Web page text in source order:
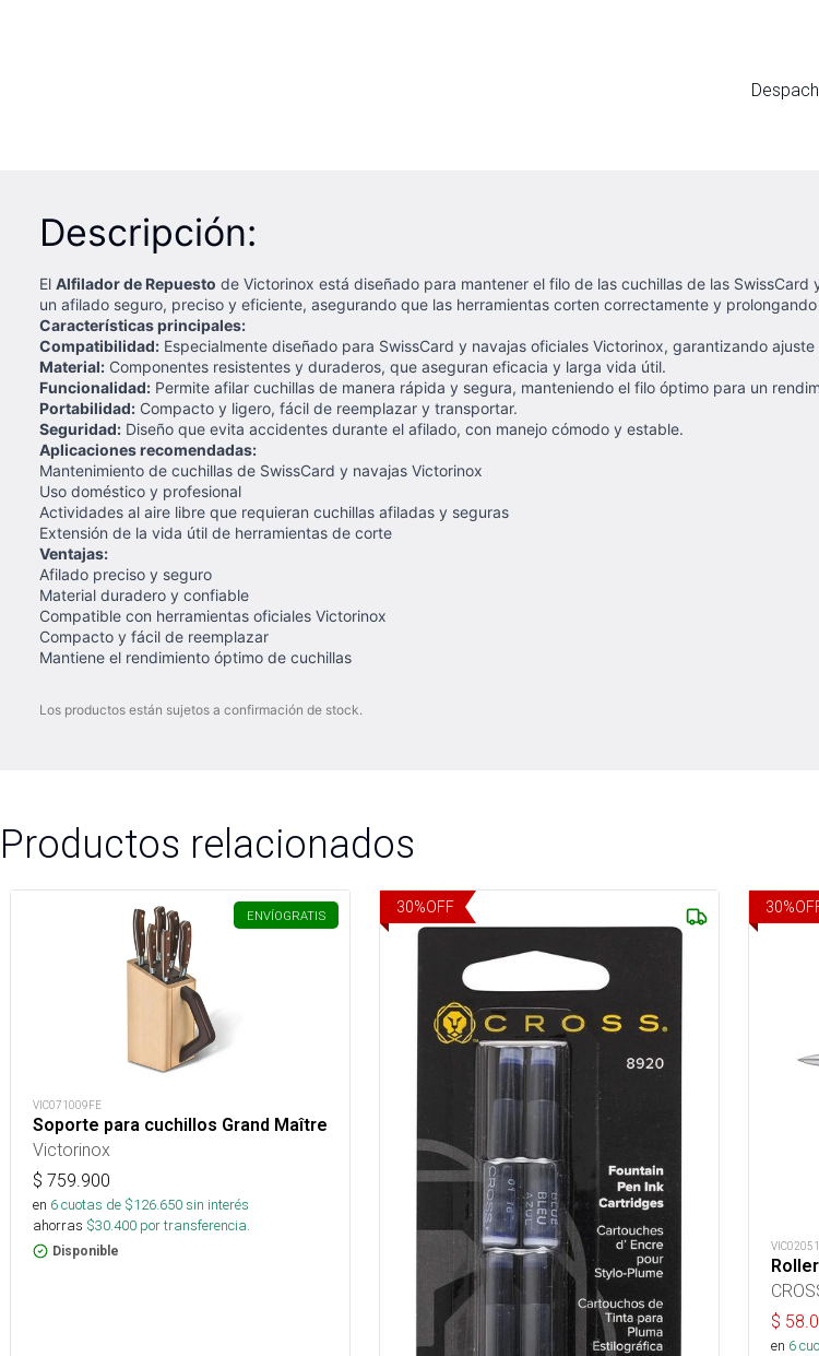
Descripción:
El Alfilador de Repuesto de Victorinox está diseñado para mantener el filo de las cuchillas de las
un afilado seguro, preciso y eficiente, asegurando que las herramientas corten correctamente y
Características principales:
Compatibilidad: Especialmente diseñado para SwissCard y navajas oficiales Victorinox, garantizando
Material: Componentes resistentes y duraderos, que aseguran eficacia y larga vida útil.
Funcionalidad: Permite afilar cuchillas de manera rápida y segura, manteniendo el filo óptimo para un
Portabilidad: Compacto y ligero, fácil de reemplazar y transportar.
Seguridad: Diseño que evita accidentes durante el afilado, con manejo cómodo y estable.
Aplicaciones recomendadas:
Mantenimiento de cuchillas de SwissCard y navajas Victorinox
Uso doméstico y profesional
Actividades al aire libre que requieran cuchillas afiladas y seguras
Extensión de la vida útil de herramientas de corte
Ventajas:
Afilado preciso y seguro
Material duradero y confiable
Compatible con herramientas oficiales Victorinox
Compacto y fácil de reemplazar
Mantiene el rendimiento óptimo de cuchillas
Los productos están sujetos a confirmación de stock.
Productos relacionados
ENVÍOGRATIS
VIC071009FE
Soporte para cuchillos Grand Maître
Victorinox
$ 759.900
en 6cuotas de $126.650sin interés
ahorras $30.400 por transferencia.
Disponible
30%OFF 30%
$
en 6